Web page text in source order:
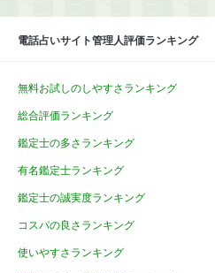
電話占いサイト管理人評価ランキング
無料お試しのしやすさランキング
総合評価ランキング
鑑定士の多さランキング
有名鑑定士ランキング
鑑定士の誠実度ランキング
コスパの良さランキング
使いやすさランキング